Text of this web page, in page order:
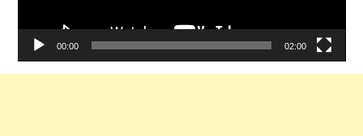
00:00 02:00